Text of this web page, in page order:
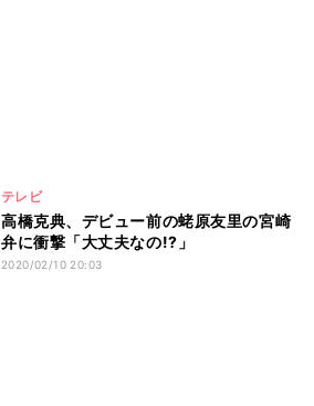
テレビ
高橋克典、デビュー前の蛯原友里の宮崎
弁に衝撃「大丈夫なの!?」
2020/02/10 20:03